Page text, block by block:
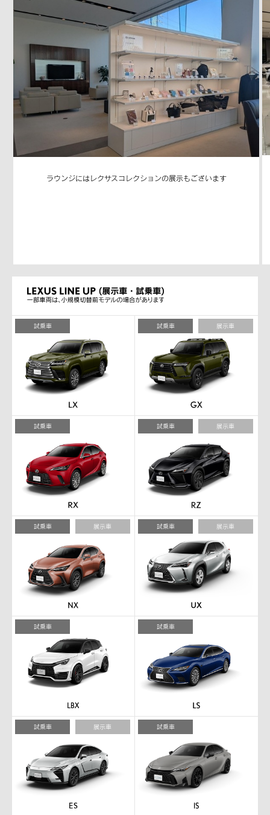
ラウンジにはレクサスコレクションの展示もございます
試乗車 試乗車 展示車
試乗車 試乗車 展示車
試乗車 展示車 試乗車 展示車
試乗車 試乗車
試乗車 展示車 試乗車